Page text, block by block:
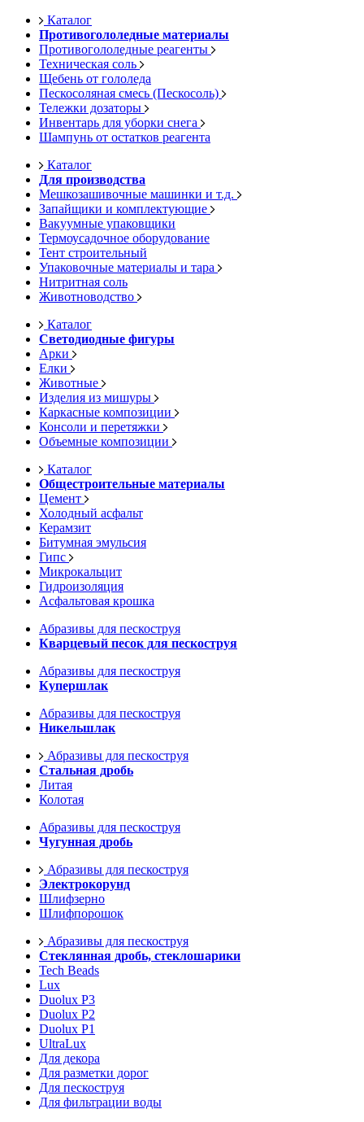
Каталог
Противогололедные материалы
Противогололедные реагенты
Техническая соль
Щебень от гололеда
Пескосоляная смесь (Пескосоль)
Тележки дозаторы
Инвентарь для уборки снега
Шампунь от остатков реагента
Каталог
Для производства
Мешкозашивочные машинки и т.д.
Запайщики и комплектующие
Вакуумные упаковщики
Термоусадочное оборудование
Тент строительный
Упаковочные материалы и тара
Нитритная соль
Животноводство
Каталог
Светодиодные фигуры
Арки
Елки
Животные
Изделия из мишуры
Каркасные композиции
Консоли и перетяжки
Объемные композиции
Каталог
Общестроительные материалы
Цемент
Холодный асфальт
Керамзит
Битумная эмульсия
Гипс
Микрокальцит
Гидроизоляция
Асфальтовая крошка
Абразивы для пескоструя
Кварцевый песок для пескоструя
Абразивы для пескоструя
Купершлак
Абразивы для пескоструя
Никельшлак
Абразивы для пескоструя
Стальная дробь
Литая
Колотая
Абразивы для пескоструя
Чугунная дробь
Абразивы для пескоструя
Электрокорунд
Шлифзерно
Шлифпорошок
Абразивы для пескоструя
Стеклянная дробь, стеклошарики
Tech Beads
Lux
Duolux P3
Duolux P2
Duolux P1
UltraLux
Для декора
Для разметки дорог
Для пескоструя
Для фильтрации воды